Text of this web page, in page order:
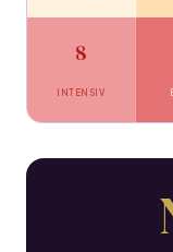
8
INTENSIV